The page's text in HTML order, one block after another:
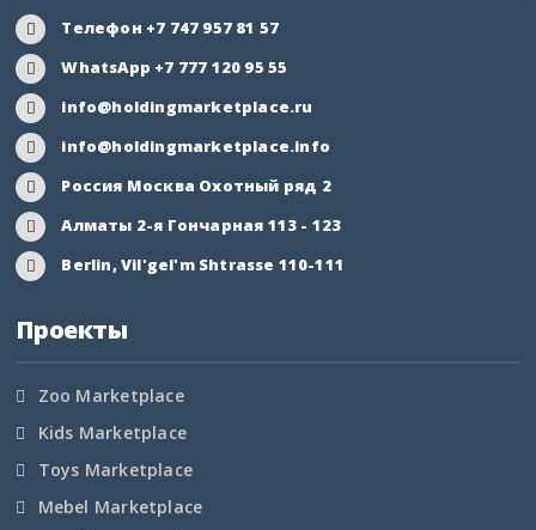
Самарская область
Саратовская область
Саха Якутия
Сахалинская область
Смоленская область
Ставропольский край
Телефон +7 747 957 81 57
WhatsApp +7 777 120 95 55
info@holdingmarketplace.ru
info@holdingmarketplace.info
Россия Москва Охотный ряд 2
Алматы 2-я Гончарная 113 - 123
Berlin, Vil'gel'm Shtrasse 110-111
Проекты
Zoo Marketplace
Kids Marketplace
Toys Marketplace
Mebel Marketplace